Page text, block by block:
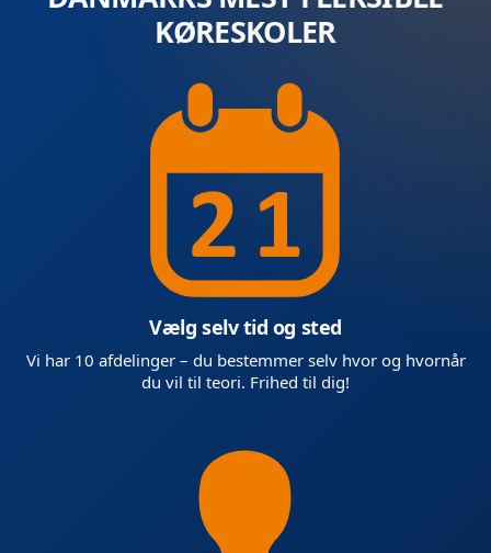
KØRESKOLER
Vælg selv tid og sted
Vi har 10 afdelinger – du bestemmer selv hvor og hvornår
du vil til teori. Frihed til dig!